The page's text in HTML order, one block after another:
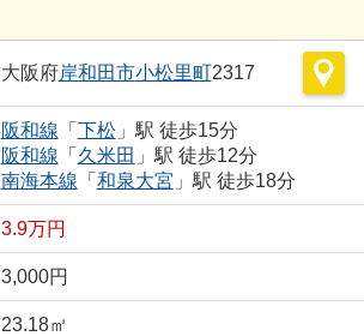
大阪府岸和田市小松里町2317
阪和線 「 下松」駅 徒歩15分
阪和線 「 久米田 」駅 徒歩12分
南海本線 「 和泉大宮 」駅 徒歩18分
3.9万円
3,000円
23.18㎡